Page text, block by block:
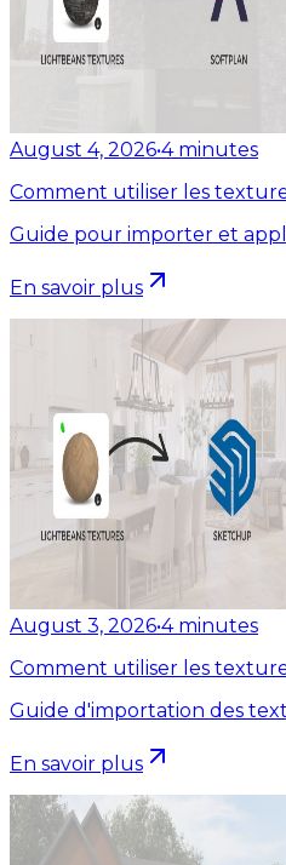
August 4, 2026•4 minutes
Comment utiliser les
Guide pour importer et
En savoir plus
August 3, 2026•4 minutes
Comment utiliser les
Guide d'importation des
En savoir plus